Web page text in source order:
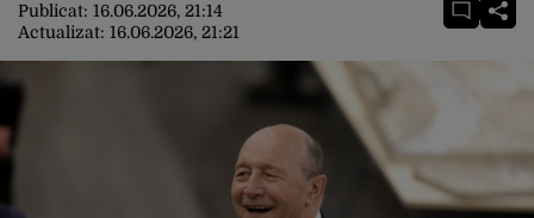
Publicat: 16.06.2026, 21:14
Actualizat: 16.06.2026, 21:21